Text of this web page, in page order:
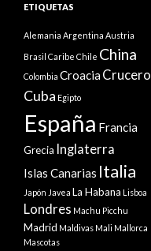
ETIQUETAS
Alemania Argentina Austria
Brasil Caribe Chile China
Colombia CroaciaCrucero
Cuba Egipto
España Francia
Grecia Inglaterra
Islas Canarias Italia
Japón Javea La Habana Lisboa
Londres Machu Picchu
Madrid Maldivas Mali Mallorca
Mascotas